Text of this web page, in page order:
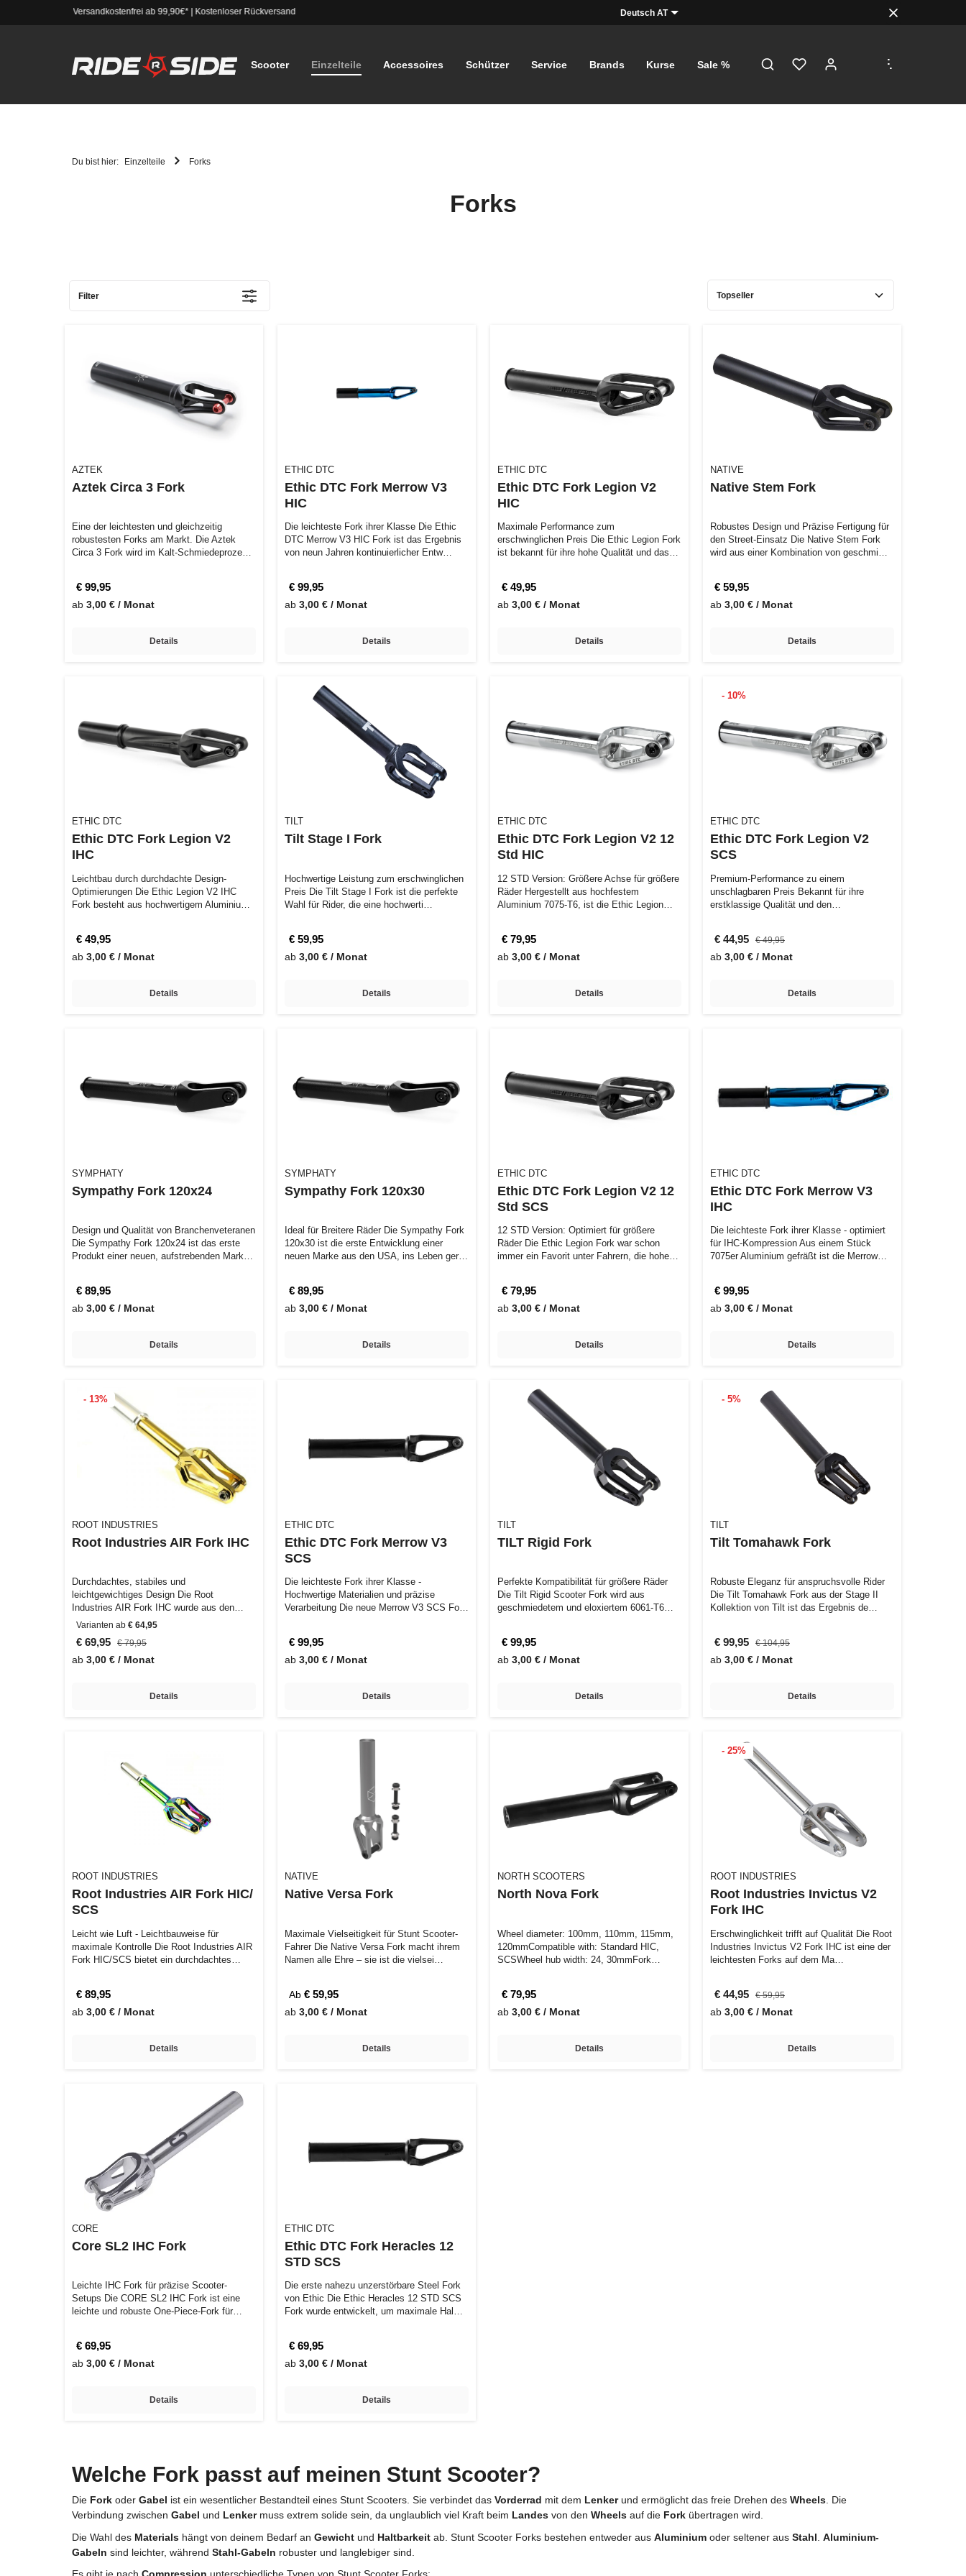
Versandkostenfrei ab 99,90€*| Kostenloser Rückversand Deutsch AT
Scooter Einzelteile Accessoires Schützer Service Brands Kurse Sale %
...
Du bist hier: Einzelteile Forks
Forks
Filter
AZTEK
Aztek Circa 3 Fork
Eine der leichtesten und gleichzeitig
robustesten Forks am Markt. Die Aztek
Circa 3 Fork wird im Kalt-Schmiedeprozess
€ 99,95
ab 3,00 € / Monat
Details
ETHIC DTC
Ethic DTC Fork Merrow V3
HIC
Die leichteste Fork ihrer Klasse Die Ethic
DTC Merrow V3 HIC Fork ist das Ergebnis
von neun Jahren kontinuierlicher Entw…
€ 99,95
ab 3,00 € / Monat
Details
ETHIC DTC
Ethic DTC Fork Legion V2
HIC
Maximale Performance zum
erschwinglichen Preis Die Ethic Legion Fork
ist bekannt für ihre hohe Qualität und das
€ 49,95
ab 3,00 € / Monat
Details
NATIVE
Native Stem Fork
Robustes Design und Präzise Fertigung für
den Street-Einsatz Die Native Stem Fork
wird aus einer Kombination von geschmi…
€ 59,95
ab 3,00 € / Monat
Details
ETHIC DTC
Ethic DTC Fork Legion V2
IHC
Leichtbau durch durchdachte Design-
Optimierungen Die Ethic Legion V2 IHC
Fork besteht aus hochwertigem Aluminium
€ 49,95
ab 3,00 € / Monat
Details
TILT
Tilt Stage I Fork
Hochwertige Leistung zum erschwinglichen
Preis Die Tilt Stage I Fork ist die perfekte
Wahl für Rider, die eine hochwerti…
€ 59,95
ab 3,00 € / Monat
Details
ETHIC DTC
Ethic DTC Fork Legion V2 12
Std HIC
12 STD Version: Größere Achse für größere
Räder Hergestellt aus hochfestem
Aluminium 7075-T6, ist die Ethic Legion
€ 79,95
ab 3,00 € / Monat
Details
- 10%
ETHIC DTC
Ethic DTC Fork Legion V2
SCS
Premium-Performance zu einem
unschlagbaren Preis Bekannt für ihre
erstklassige Qualität und den
€ 44,95 € 49,95
ab 3,00 € / Monat
Details
SYMPHATY
Sympathy Fork 120x24
Design und Qualität von Branchenveteranen
Die Sympathy Fork 120x24 ist das erste
Produkt einer neuen, aufstrebenden Mark…
€ 89,95
ab 3,00 € / Monat
Details
SYMPHATY
Sympathy Fork 120x30
Ideal für Breitere Räder Die Sympathy Fork
120x30 ist die erste Entwicklung einer
neuen Marke aus den USA, ins Leben ger…
€ 89,95
ab 3,00 € / Monat
Details
ETHIC DTC
Ethic DTC Fork Legion V2 12
Std SCS
12 STD Version: Optimiert für größere
Räder Die Ethic Legion Fork war schon
immer ein Favorit unter Fahrern, die hohe
€ 79,95
ab 3,00 € / Monat
Details
ETHIC DTC
Ethic DTC Fork Merrow V3
IHC
Die leichteste Fork ihrer Klasse - optimiert
für IHC-Kompression Aus einem Stück
7075er Aluminium gefräßt ist die Merrow…
€ 99,95
ab 3,00 € / Monat
Details
- 13%
ROOT INDUSTRIES
Root Industries AIR Fork IHC
Durchdachtes, stabiles und
leichtgewichtiges Design Die Root
Industries AIR Fork IHC wurde aus den
Wünschen und Bedürfni…
Varianten ab € 64,95
€ 69,95 € 79,95
ab 3,00 € / Monat
Details
ETHIC DTC
Ethic DTC Fork Merrow V3
SCS
Die leichteste Fork ihrer Klasse -
Hochwertige Materialien und präzise
Verarbeitung Die neue Merrow V3 SCS Fork
€ 99,95
ab 3,00 € / Monat
Details
TILT
TILT Rigid Fork
Perfekte Kompatibilität für größere Räder
Die Tilt Rigid Scooter Fork wird aus
geschmiedetem und eloxiertem 6061-T6
€ 99,95
ab 3,00 € / Monat
Details
- 5%
TILT
Tilt Tomahawk Fork
Robuste Eleganz für anspruchsvolle Rider
Die Tilt Tomahawk Fork aus der Stage II
Kollektion von Tilt ist das Ergebnis de…
€ 99,95 € 104,95
ab 3,00 € / Monat
Details
ROOT INDUSTRIES
Root Industries AIR Fork HIC/
SCS
Leicht wie Luft - Leichtbauweise für
maximale Kontrolle Die Root Industries AIR
Fork HIC/SCS bietet ein durchdachtes
€ 89,95
ab 3,00 € / Monat
Details
NATIVE
Native Versa Fork
Maximale Vielseitigkeit für Stunt Scooter-
Fahrer Die Native Versa Fork macht ihrem
Namen alle Ehre – sie ist die vielsei…
Ab € 59,95
ab 3,00 € / Monat
Details
NORTH SCOOTERS
North Nova Fork
Wheel diameter: 100mm, 110mm, 115mm,
120mmCompatible with: Standard HIC,
SCSWheel hub width: 24, 30mmFork
€ 79,95
ab 3,00 € / Monat
Details
- 25%
ROOT INDUSTRIES
Root Industries Invictus V2
Fork IHC
Erschwinglichkeit trifft auf Qualität Die Root
Industries Invictus V2 Fork IHC ist eine der
leichtesten Forks auf dem Ma…
€ 44,95 € 59,95
ab 3,00 € / Monat
Details
CORE
Core SL2 IHC Fork
Leichte IHC Fork für präzise Scooter-
Setups Die CORE SL2 IHC Fork ist eine
leichte und robuste One-Piece-Fork für
€ 69,95
ab 3,00 € / Monat
Details
ETHIC DTC
Ethic DTC Fork Heracles 12
STD SCS
Die erste nahezu unzerstörbare Steel Fork
von Ethic Die Ethic Heracles 12 STD SCS
Fork wurde entwickelt, um maximale Hal…
€ 69,95
ab 3,00 € / Monat
Details
Welche Fork passt auf meinen Stunt Scooter?
Die Fork oder Gabel ist ein wesentlicher Bestandteil eines Stunt Scooters. Sie verbindet das Vorderrad mit dem Lenkerund ermöglicht das freie Drehen des Wheels . Die
Verbindung zwischen Gabel und Lenkermuss extrem solide sein, da unglaublich viel Kraft beim Landes von den Wheels auf die Fork übertragen wird.
Die Wahl des Materials hängt von deinem Bedarf an Gewicht und Haltbarkeit ab. Stunt Scooter Forks bestehen entweder aus Aluminium oder seltener aus Stahl Aluminium-
Gabeln sind leichter, während Stahl-Gabeln robuster und langlebiger sind.